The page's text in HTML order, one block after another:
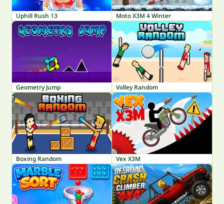
Uphill Rush 13 Moto X3M 4 Winter
Geometry Jump Volley Random
Boxing Random Vex X3M